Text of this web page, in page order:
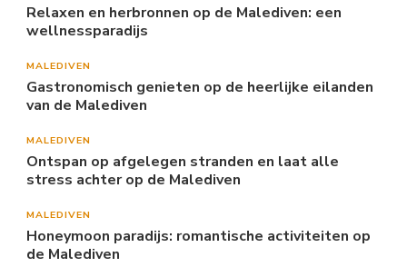
Relaxen en herbronnen op de Malediven: een
wellnessparadijs
MALEDIVEN
Gastronomisch genieten op de heerlijke eilanden
van de Malediven
MALEDIVEN
Ontspan op afgelegen stranden en laat alle
stress achter op de Malediven
MALEDIVEN
Honeymoon paradijs: romantische activiteiten op
de Malediven